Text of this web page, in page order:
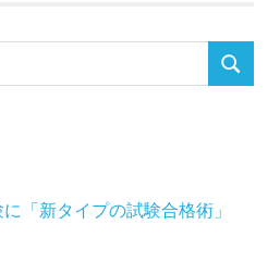
検
「新タイプの試験合格術」